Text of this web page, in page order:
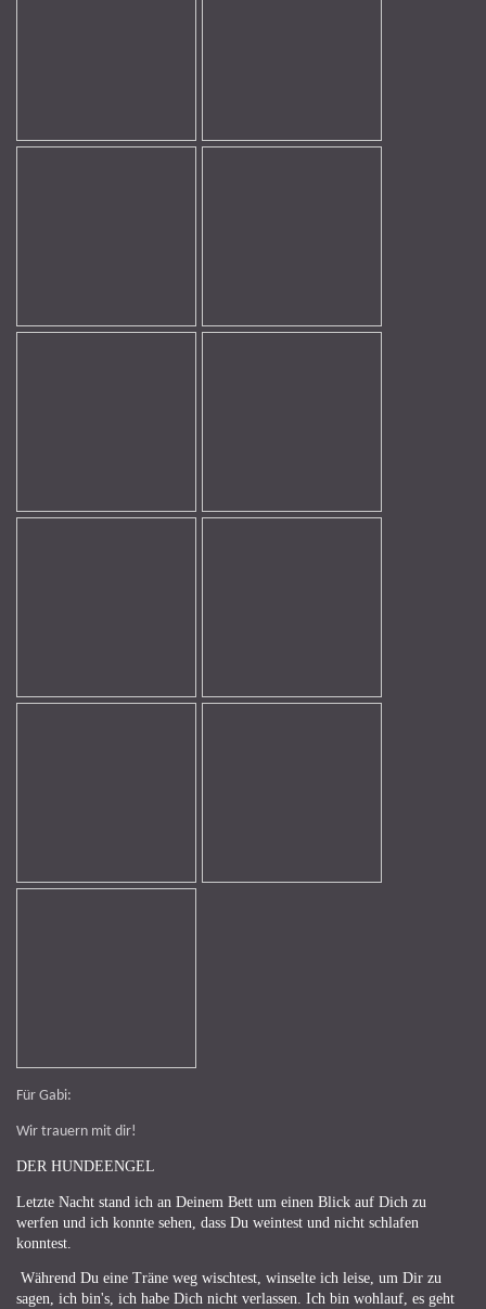
Für Gabi:
Wir trauern mit dir!
DER HUNDEENGEL
Letzte Nacht stand ich an Deinem Bett um einen Blick auf Dich zu
werfen und ich konnte sehen, dass Du weintest und nicht schlafen
konntest.
Während Du eine Träne weg wischtest, winselte ich leise, um Dir zu
sagen, ich bin's, ich habe Dich nicht verlassen. Ich bin wohlauf, es geht